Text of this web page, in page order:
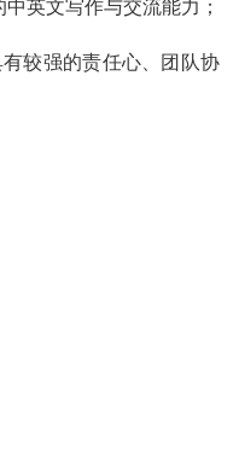
英文写作与交流能力；
较强的责任心、团队协